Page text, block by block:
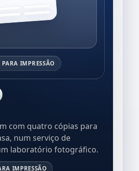
PARA IMPRESSÃO
com quatro cópias para
num serviço de
laboratório fotográfico.
IMPRESSÃO